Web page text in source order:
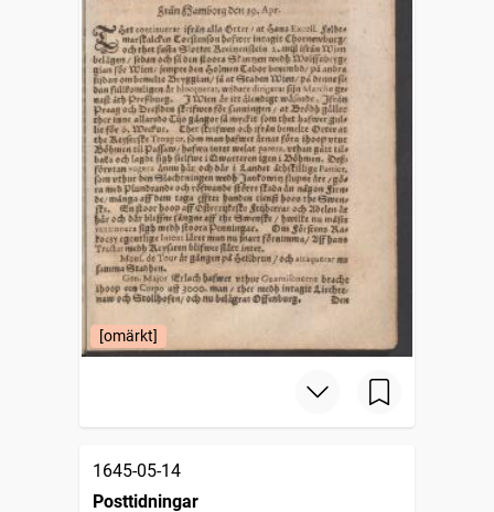
[omärkt]
1645-05-14
Posttidningar